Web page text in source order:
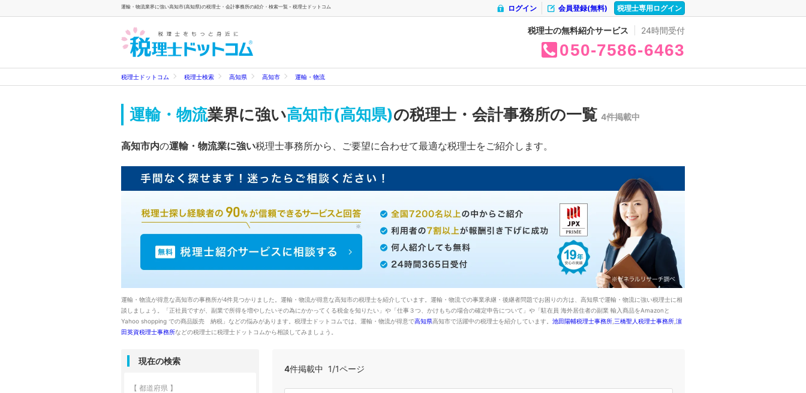
運輸・物流業界に強い高知市(高知県)の税理士・会計事務所の紹介・検索一覧 - 税理士ドットコム 税理士専用ログイン
会員登録(無料)
ログイン
税理士の無料紹介サービス 24時間受付
050 7586 6463
税理士ドットコム 税理士検索 高知県 高知市 運輸・物流
運輸・物流業界に強い高知市(高知県)の税理士・会計事務所の一覧 4件掲載中
高知市内の運輸・物流業に強い税理士事務所から、ご要望に合わせて最適な税理士をご紹介します。
運輸・物流が得意な高知市の事務所が4件見つかりました。運輸・物流が得意な高知市の税理士を紹介しています。運輸・物流での事業承継・後継者問題でお困りの方は、高知県で運輸・物流に強い税理士に相
談しましょう。「正社員ですが、副業で所得を増やしたいその為にかかってくる税金を知りたい」や「仕事３つ、かけもちの場合の確定申告について」や「駐在員 海外居住者の副業 輸入商品をAmazonと
Yahoo shopping での商品販売 納税」などの悩みがあります。税理士ドットコムでは、運輸・物流が得意で高知県高知市で活躍中の税理士を紹介しています。 池田陽輔税理士事務所 三橋聖人税理士事務所 濵
田英資税理士事務所などの税理士に税理士ドットコムから相談してみましょう。
4件掲載中 1/1ページ
現在の検索
【 都道府県 】